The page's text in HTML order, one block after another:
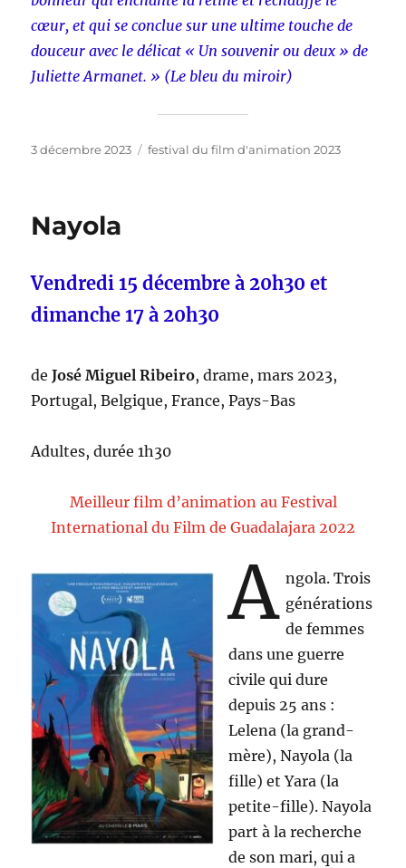
cœur, et qui se conclue sur une ultime touche de
douceur avec le délicat « Un souvenir ou deux » de
Juliette Armanet. » (Le bleu du miroir)
Publié
3 décembre 2023 Catégories
festival du film d'animation 2023
Nayola
Vendredi 15 décembre à 20h30 et
dimanche 17 à 20h30
deJosé Miguel Ribeiro, drame, mars 2023,
Portugal, Belgique, France, Pays-Bas
Adultes, durée 1h30
Meilleur film d’animation au Festival
International du Film de Guadalajara 2022
A ngola. Trois
générations
de femmes
dans une guerre
civile qui dure
depuis 25 ans :
Lelena (la grand-
mère), Nayola (la
fille) et Yara (la
petite-fille). Nayola
part à la recherche
de son mari, qui a